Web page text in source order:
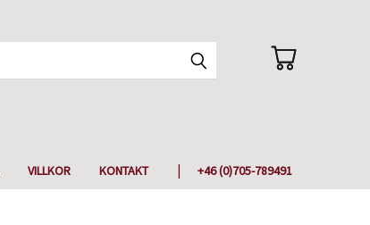
VILLKOR KONTAKT +46 (0)705-789491